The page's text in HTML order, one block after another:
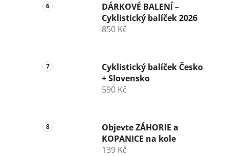
DÁRKOVÉ BALENÍ –
Cyklistický balíček 2026
850 Kč
Cyklistický balíček Česko
+ Slovensko
590 Kč
Objevte ZÁHORIE a
KOPANICE na kole
139 Kč